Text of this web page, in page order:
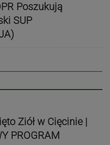
Poszukują
SUP
Ziół w Cięcinie |
PROGRAM